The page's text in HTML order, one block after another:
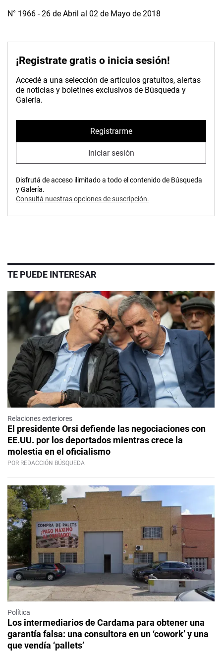
N° 1966 - 26 de Abril al 02 de Mayo de 2018
¡Registrate gratis o inicia sesión!
Accedé a una selección de artículos gratuitos, alertas
de noticias y boletines exclusivos de Búsqueda y
Galería.
Registrarme
Iniciar sesión
Disfrutá de acceso ilimitado a todo el contenido de Búsqueda
y Galería.
Consultá nuestras opciones de suscripción.
TE PUEDE INTERESAR
Relaciones exteriores
El presidente Orsi defiende las negociaciones con
EE.UU. por los deportados mientras crece la
molestia en el oficialismo
POR REDACCIÓN BÚSQUEDA
Política
Los intermediarios de Cardama para obtener una
garantía falsa: una consultora en un ‘cowork’ y una
que vendía ‘pallets’